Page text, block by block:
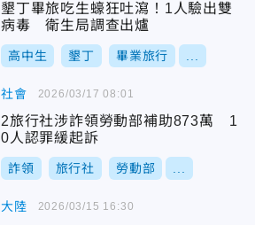
墾丁畢旅吃生蠔狂吐瀉！1人驗出雙
病毒 衛生局調查出爐
高中生 墾丁 畢業旅行
社會
2旅行社涉詐領勞動部補助873萬 1
0人認罪緩起訴
詐領 旅行社 勞動部
2026/03/17 08:01
大陸 2026/03/15 16:30